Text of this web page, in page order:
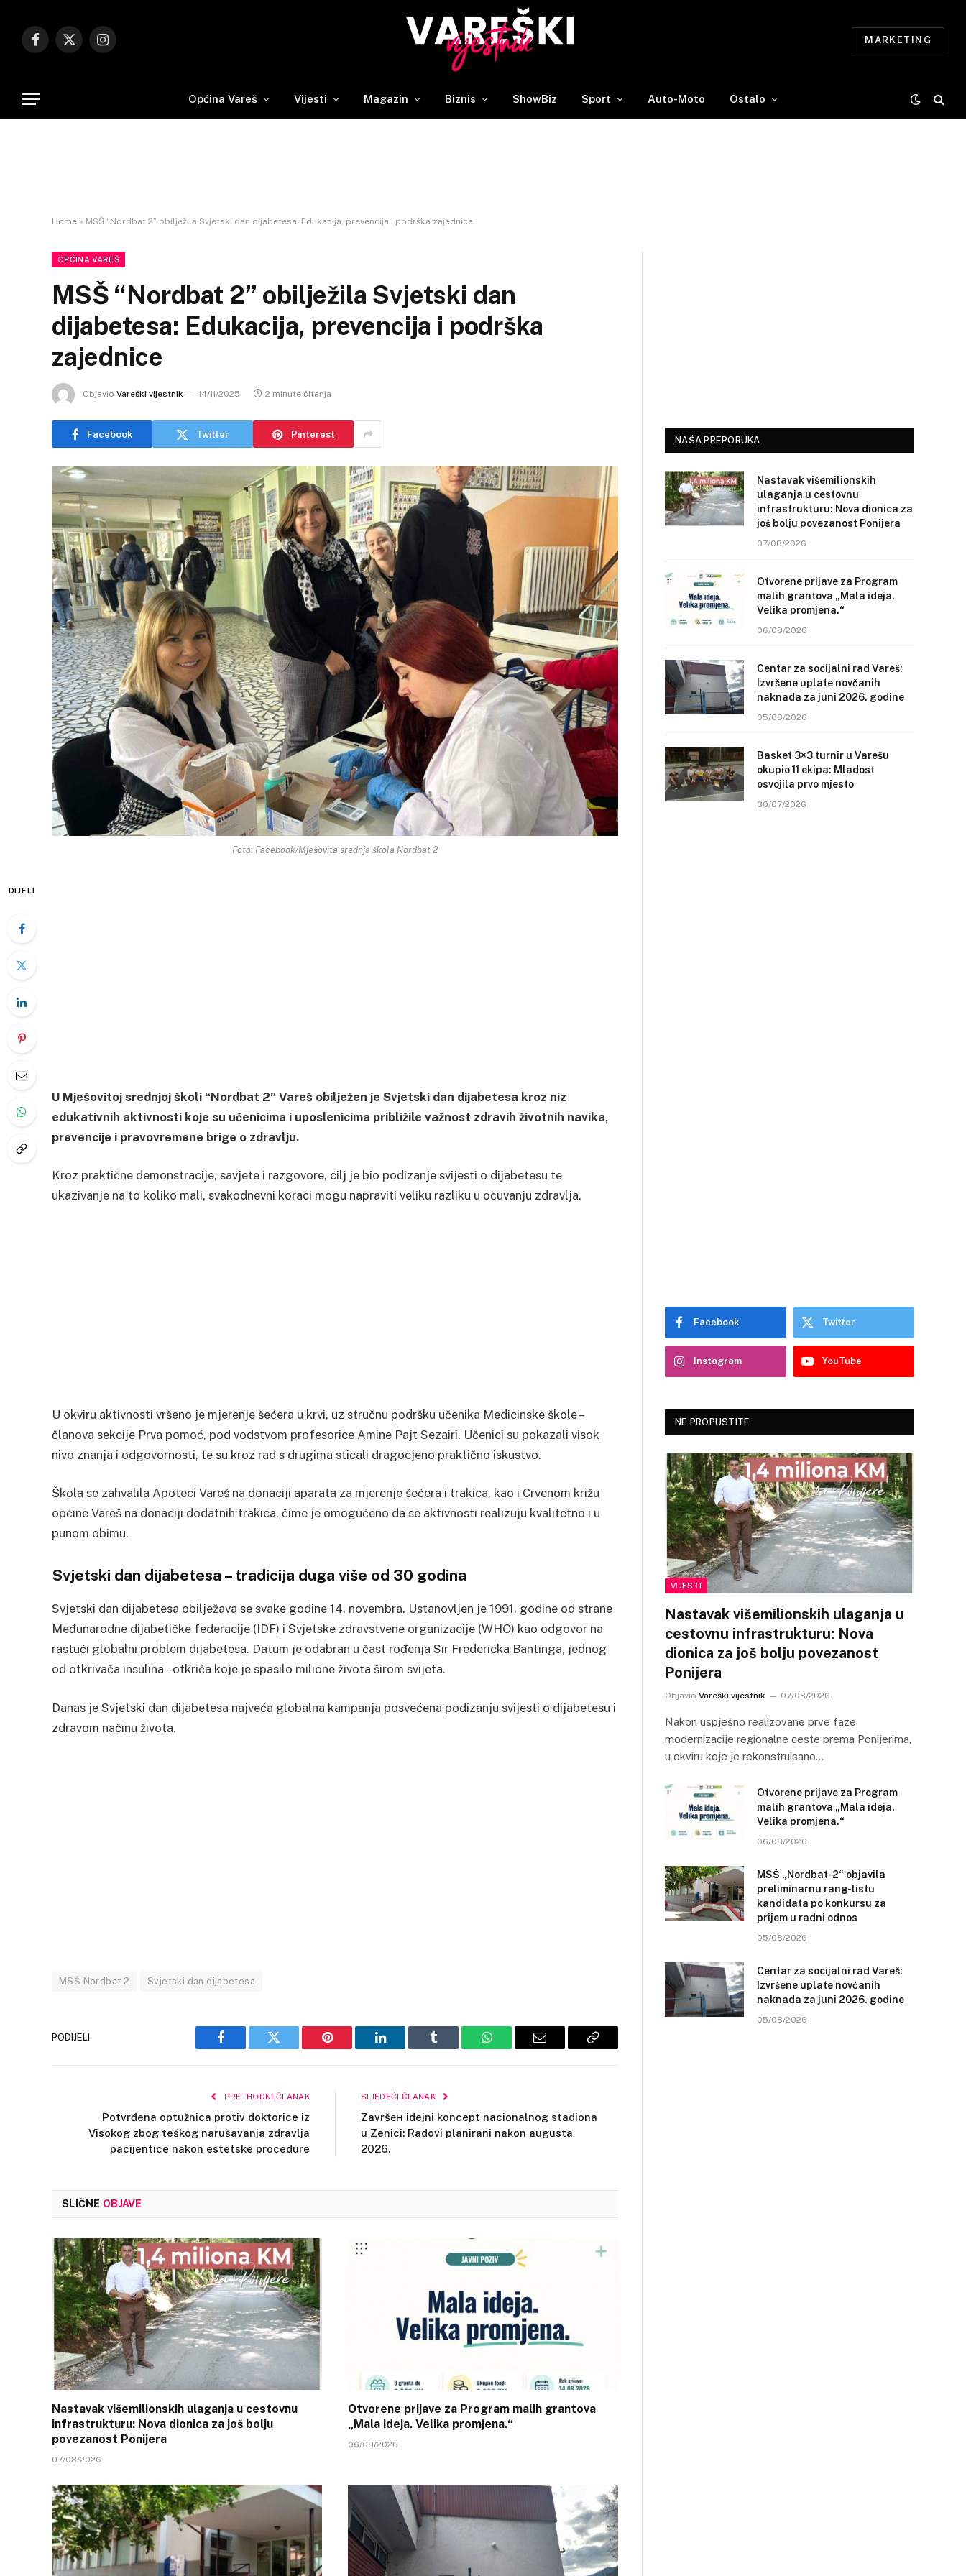
Facebook
X
Instagram
MARKETING
Općina Vareš Vijesti Magazin Biznis ShowBiz Sport Auto-Moto Ostalo
Home » MSŠ “Nordbat 2” obilježila Svjetski dan dijabetesa: Edukacija, prevencija i podrška zajednice
OPĆINA VAREŠ
MSŠ “Nordbat 2” obilježila Svjetski dan
dijabetesa: Edukacija, prevencija i podrška
zajednice
Objavio Vareški vijestnik 14/11/2025 2 minute čitanja
Facebook Twitter Pinterest
Foto: Facebook/Mješovita srednja škola Nordbat 2
DIJELI
U Mješovitoj srednjoj školi “Nordbat 2” Vareš obilježen je Svjetski dan dijabetesa kroz niz
edukativnih aktivnosti koje su učenicima i uposlenicima približile važnost zdravih životnih navika,
prevencije i pravovremene brige o zdravlju.
Kroz praktične demonstracije, savjete i razgovore, cilj je bio podizanje svijesti o dijabetesu te
ukazivanje na to koliko mali, svakodnevni koraci mogu napraviti veliku razliku u očuvanju zdravlja.
U okviru aktivnosti vršeno je mjerenje šećera u krvi, uz stručnu podršku učenika Medicinske škole –
članova sekcije Prva pomoć, pod vodstvom profesorice Amine Pajt Sezairi. Učenici su pokazali visok
nivo znanja i odgovornosti, te su kroz rad s drugima sticali dragocjeno praktično iskustvo.
Škola se zahvalila Apoteci Vareš na donaciji aparata za mjerenje šećera i trakica, kao i Crvenom križu
općine Vareš na donaciji dodatnih trakica, čime je omogućeno da se aktivnosti realizuju kvalitetno i u
punom obimu.
Svjetski dan dijabetesa – tradicija duga više od 30 godina
Svjetski dan dijabetesa obilježava se svake godine 14. novembra. Ustanovljen je 1991. godine od strane
Međunarodne dijabetičke federacije (IDF) i Svjetske zdravstvene organizacije (WHO) kao odgovor na
rastući globalni problem dijabetesa. Datum je odabran u čast rođenja Sir Fredericka Bantinga, jednog
od otkrivača insulina – otkrića koje je spasilo milione života širom svijeta.
Danas je Svjetski dan dijabetesa najveća globalna kampanja posvećena podizanju svijesti o dijabetesu i
zdravom načinu života.
MSŠ Nordbat 2 Svjetski dan dijabetesa
PODIJELI
Facebook Twitter Pinterest LinkedIn Tumblr WhatsAppEmail
Copy
PRETHODNI ČLANAK
Potvrđena optužnica protiv doktorice iz
Visokog zbog teškog narušavanja zdravlja
pacijentice nakon estetske procedure
SLJEDEĆI ČLANAK
Završен idejni koncept nacionalnog stadiona
u Zenici: Radovi planirani nakon augusta
2026.
SLIČNE OBJAVE
Nastavak višemilionskih ulaganja u cestovnu
infrastrukturu: Nova dionica za još bolju
povezanost Ponijera
07/08/2026
Otvorene prijave za Program malih grantova
„Mala ideja. Velika promjena.“
06/08/2026
NAŠA PREPORUKA
Nastavak višemilionskih
ulaganja u cestovnu
infrastrukturu: Nova dionica za
još bolju povezanost Ponijera
07/08/2026
Otvorene prijave za Program
malih grantova „Mala ideja.
Velika promjena.“
06/08/2026
Centar za socijalni rad Vareš:
Izvršene uplate novčanih
naknada za juni 2026. godine
05/08/2026
Basket 3×3 turnir u Varešu
okupio 11 ekipa: Mladost
osvojila prvo mjesto
30/07/2026
Facebook Twitter
Instagram YouTube
NE PROPUSTITE
VIJESTI
Nastavak višemilionskih ulaganja u
cestovnu infrastrukturu: Nova
dionica za još bolju povezanost
Ponijera
Objavio Vareški vijestnik 07/08/2026
Nakon uspješno realizovane prve faze
modernizacije regionalne ceste prema Ponijerima,
u okviru koje je rekonstruisano…
Otvorene prijave za Program
malih grantova „Mala ideja.
Velika promjena.“
06/08/2026
MSŠ „Nordbat-2“ objavila
preliminarnu rang-listu
kandidata po konkursu za
prijem u radni odnos
05/08/2026
Centar za socijalni rad Vareš:
Izvršene uplate novčanih
naknada za juni 2026. godine
05/08/2026